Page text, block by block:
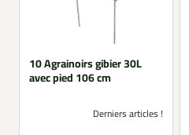
10 Agrainoirs gibier 30L
avec pied 106 cm
Derniers articles !